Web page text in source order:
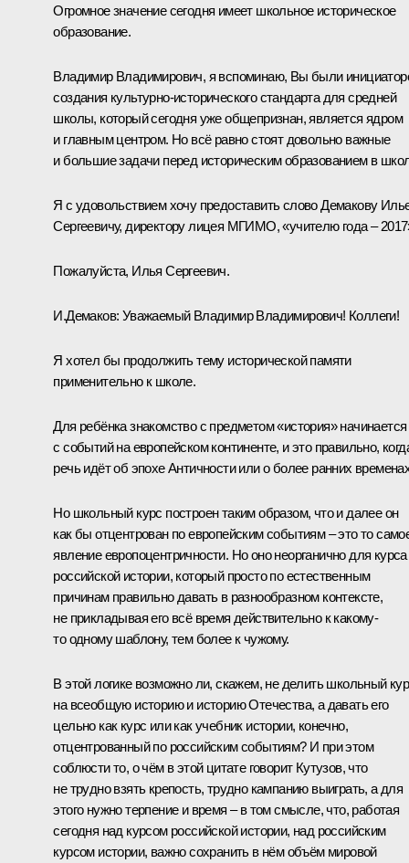
Огромное значение сегодня имеет школьное историческое
образование.
Владимир Владимирович, я вспоминаю, Вы были
создания культурно-исторического стандарта для средней
школы, который сегодня уже общепризнан, является ядром
и главным центром. Но всё равно стоят довольно важные
и большие задачи перед историческим образованием в
Я с удовольствием хочу предоставить слово Демакову
Сергеевичу, директору лицея МГИМО, «учителю года –
Пожалуйста, Илья Сергеевич.
И.Демаков: Уважаемый Владимир Владимирович! Коллеги!
Я хотел бы продолжить тему исторической памяти
применительно к школе.
Для ребёнка знакомство с предметом «история» начинается
с событий на европейском континенте, и это правильно,
речь идёт об эпохе Античности или о более ранних
Но школьный курс построен таким образом, что и далее он
как бы отцентрован по европейским событиям – это то
явление европоцентричности. Но оно неорганично для курса
российской истории, который просто по естественным
причинам правильно давать в разнообразном контексте,
не прикладывая его всё время действительно к какому-
то одному шаблону, тем более к чужому.
В этой логике возможно ли, скажем, не делить школьный
на всеобщую историю и историю Отечества, а давать его
цельно как курс или как учебник истории, конечно,
отцентрованный по российским событиям? И при этом
соблюсти то, о чём в этой цитате говорит Кутузов, что
не трудно взять крепость, трудно кампанию выиграть, а для
этого нужно терпение и время – в том смысле, что, работая
сегодня над курсом российской истории, над российским
курсом истории, важно сохранить в нём объём мировой